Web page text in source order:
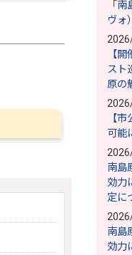
「
ヴォ
【
スト
原の
【
可能
南島
効力
定に
南島
効力